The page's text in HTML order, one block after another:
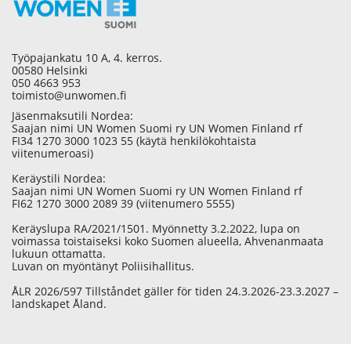
Työpajankatu 10 A, 4. kerros.
00580 Helsinki
050 4663 953
toimisto@unwomen.fi
Jäsenmaksutili Nordea:
Saajan nimi UN Women Suomi ry UN Women Finland rf
FI34 1270 3000 1023 55 (käytä henkilökohtaista
viitenumeroasi)
Keräystili Nordea:
Saajan nimi UN Women Suomi ry UN Women Finland rf
FI62 1270 3000 2089 39 (viitenumero 5555)
Keräyslupa RA/2021/1501. Myönnetty 3.2.2022, lupa on
voimassa toistaiseksi koko Suomen alueella, Ahvenanmaata
lukuun ottamatta.
Luvan on myöntänyt Poliisihallitus.
ÅLR 2026/597 Tillståndet gäller för tiden 24.3.2026-23.3.2027 –
landskapet Åland.